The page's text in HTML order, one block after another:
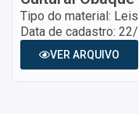
Tipo do material: Leis
Data de cadastro:
VER ARQUIVO